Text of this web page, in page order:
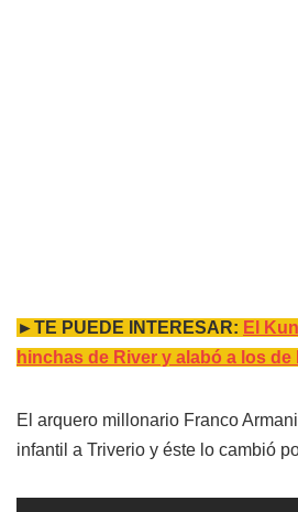
►TE PUEDE INTERESAR: El
hinchas de River y alabó a los de
El arquero millonario Franco
infantil a Triverio y éste lo cambió